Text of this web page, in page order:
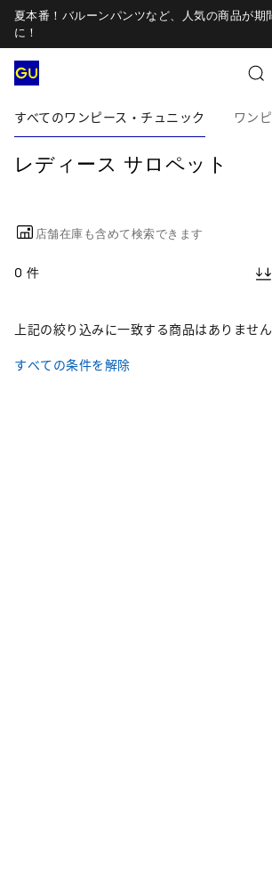
夏本番！バルーンパンツなど、人気の商品が期
に！
すべてのワンピース・チュニック ワン
レディース サロペット
店舗在庫も含めて検索できます
0 件
上記の絞り込みに一致する商品はありません
すべての条件を解除